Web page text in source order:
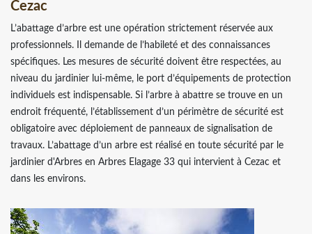
Cezac
L’abattage d’arbre est une opération strictement réservée aux
professionnels. Il demande de l’habileté et des connaissances
spécifiques. Les mesures de sécurité doivent être respectées, au
niveau du jardinier lui-même, le port d’équipements de protection
individuels est indispensable. Si l’arbre à abattre se trouve en un
endroit fréquenté, l’établissement d’un périmètre de sécurité est
obligatoire avec déploiement de panneaux de signalisation de
travaux. L’abattage d’un arbre est réalisé en toute sécurité par le
jardinier d'Arbres en Arbres Elagage 33 qui intervient à Cezac et
dans les environs.